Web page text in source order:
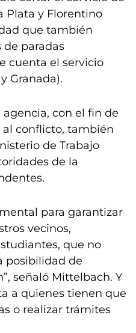
Plata y Florentino
que también
de paradas
cuenta el servicio
Granada).
con el fin de
conflicto, también
de Trabajo
de la
para garantizar
vecinos,
que no
posibilidad de
señaló Mittelbach. Y
a quienes tienen que
o realizar trámites